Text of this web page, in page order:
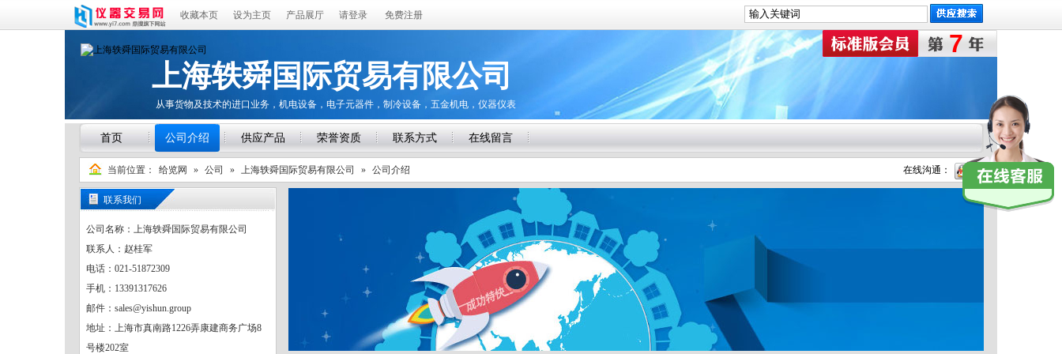
收藏本页 设为主页 产品展厅 请登录 免费注册
7
上海轶舜国际贸易有限公司
从事货物及技术的进口业务，机电设备，电子元器件，制冷设备，五金机电，仪器仪表
首页 公司介绍 供应产品 荣誉资质 联系方式 在线留言
当前位置： 给览网 » 公司 » 上海轶舜国际贸易有限公司 » 公司介绍 在线沟通：
联系我们
公司名称：上海轶舜国际贸易有限公司
联系人：赵桂军
电话：021-51872309
手机：13391317626
邮件：sales@yishun.group
地址：上海市真南路1226弄康建商务广场8
号楼202室